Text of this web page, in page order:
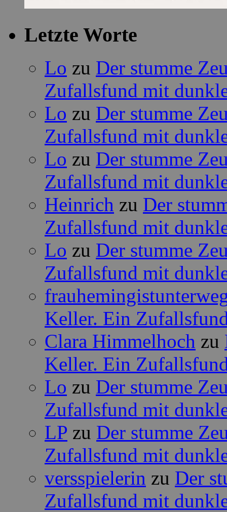
Letzte Worte
Lo zu Der stumme
Zufallsfund mit
Lo zu Der stumme
Zufallsfund mit
Lo zu Der stumme
Zufallsfund mit
Heinrich zu Der
Zufallsfund mit
Lo zu Der stumme
Zufallsfund mit
Keller. Ein
Clara Himmelhoch zu
Keller. Ein
Lo zu Der stumme
Zufallsfund mit
LP zu Der stumme
Zufallsfund mit
versspielerin zu Der
Zufallsfund mit